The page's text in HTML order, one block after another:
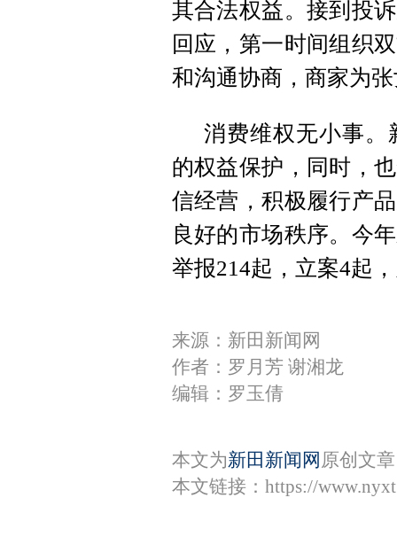
其合法权益。接到投
回应，第一时间组织
和沟通协商，商家为
消费维权无小事。
的权益保护，同时，
信经营，积极履行产
良好的市场秩序。今
举报214起，立案4起
来源：新田新闻网
作者：罗月芳 谢湘龙
编辑：罗玉倩
本文为新田新闻网 原创文
本文链接： https://